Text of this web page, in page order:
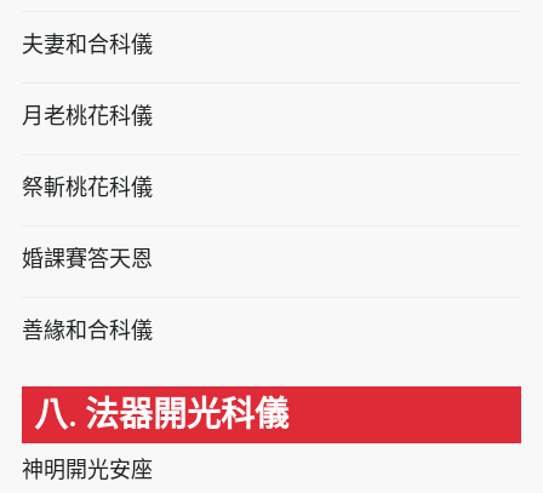
夫妻和合科儀
月老桃花科儀
祭斬桃花科儀
婚課賽答天恩
善緣和合科儀
八. 法器開光科儀
神明開光安座